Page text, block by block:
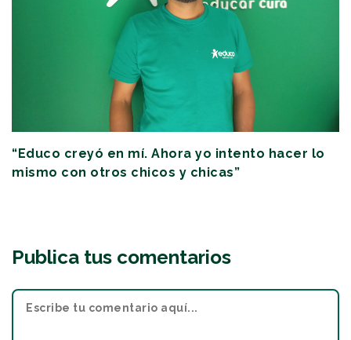
“Educo creyó en mí. Ahora yo intento hacer lo
mismo con otros chicos y chicas”
Publica tus comentarios